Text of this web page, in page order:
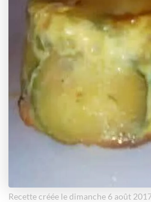
Recette créée le dimanche 6 août